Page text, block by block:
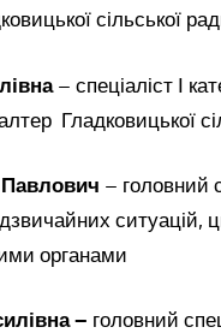
сільської
– спеціаліст І
Гладковицької
– головний
ситуацій,
органами
– головний